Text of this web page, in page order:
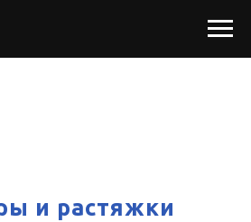
и растяжки